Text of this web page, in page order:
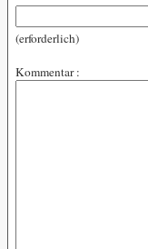
(erforderlich)
Kommentar :